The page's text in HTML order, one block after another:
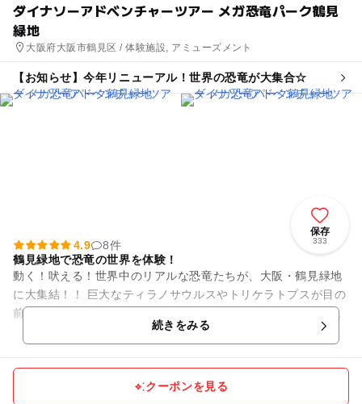
ダイナソーアドベンチャーツアー メガ恐竜パーク鶴見
緑地
大阪府大阪市鶴見区 / 体験施設, アミューズメント
【お知らせ】今年リニューアル！世界の恐竜が大集合☆
保存
333
4.9
8件
鶴見緑地で恐竜の世界を体験！
動く！吠える！世界中のリアルな恐竜たちが、大阪・鶴見緑地
に大集結！！ 巨大なティラノサウルスやトリケラトプスが目の
前に現れ、まるで恐竜時代にタイムスリップしたかのような体
続きをみる
クーポンを見る